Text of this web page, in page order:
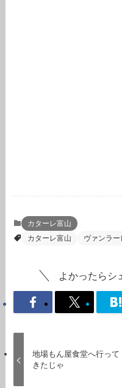
カターレ富山
カターレ富山
ヴァンラー
よかったらシ
地場もん屋食堂へ行って
きたじゃ